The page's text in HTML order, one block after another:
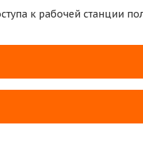
к рабочей станции